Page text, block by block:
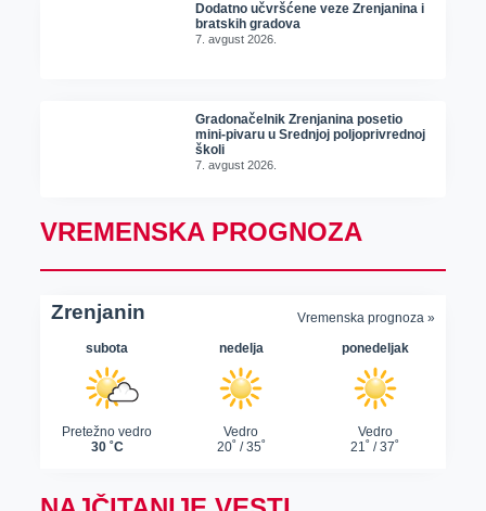
Dodatno učvršćene veze Zrenjanina i
bratskih gradova
7. avgust 2026.
Gradonačelnik Zrenjanina posetio
mini-pivaru u Srednjoj poljoprivrednoj
školi
7. avgust 2026.
VREMENSKA PROGNOZA